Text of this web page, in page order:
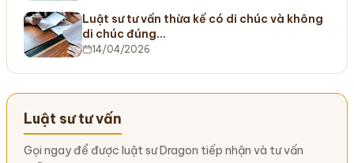
Luật sư tư vấn thừa kế có di chúc và không
di chúc đúng…
14/04/2026
Luật sư tư vấn
Gọi ngay để được luật sư Dragon tiếp nhận và tư vấn